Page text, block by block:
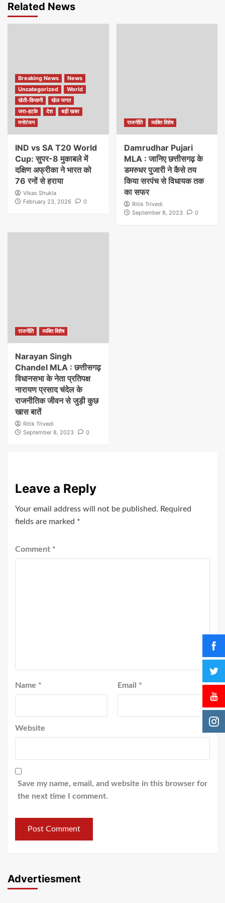
Related News
Breaking News
News
Uncategorized
World
खेती-किसानी
खेल जगत
जरा-हटके
देश
बड़ी खबर
मनोरंजन
IND vs SA T20 World
Cup: सुपर-8 मुकाबले में
दक्षिण अफ्रीका ने भारत को
76 रनों से हराया
Vikas Shukla
February 23, 2026
0
राजनीति व्यक्ति विशेष
Damrudhar Pujari
MLA : जानिए छत्तीसगढ़ के
डमरुधर पुजारी ने कैसे तय
किया सरपंच से विधायक तक
का सफर
Ritik Trivedi
September 8, 2023
0
राजनीति व्यक्ति विशेष
Narayan Singh
Chandel MLA : छत्तीसगढ़
विधानसभा के नेता प्रतिपक्ष
नारायण प्रसाद चंदेल के
राजनीतिक जीवन से जुड़ी कुछ
खास बातें
Ritik Trivedi
September 8, 2023
0
Leave a Reply
Your email address will not be published. Required
fields are marked *
Comment *
Name * Email *
Website
Save my name, email, and website in this browser for
the next time I comment.
Advertiesment